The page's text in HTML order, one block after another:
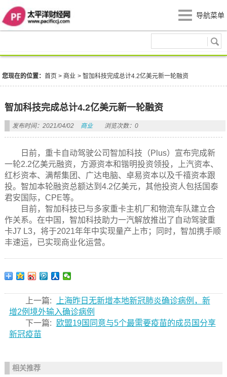
导航菜单
您现在的位置：首页 > 商业 >智加科技完成总计4.2亿美元新一轮融资
智加科技完成总计4.2亿美元新一轮融资
发布时间：2021/04/02 商业 浏览次数：0
日前，重卡自动驾驶公司智加科技（Plus）宣布完成新
一轮2.2亿美元融资，方源资本和锴明投资领投，上汽资本、
红杉资本、满帮集团、广达电脑、卓易资本以及千禧资本跟
投。智加本轮融资总额达到4.2亿美元，其他投资人包括国泰
君安国际，CPE等。
目前，智加科技已与多家重卡主机厂和物流车队建立合
作关系。在中国，智加科技助力一汽解放推出了自动驾驶重
卡J7 L3，将于2021年年中实现量产上市；同时，智加携手顺
丰速运，已实现商业化运营。
上一篇:
上海昨日无新增本地新冠肺炎确诊病例，新
增2例境外输入确诊病例
下一篇:
欧盟19国同意与5个最需要疫苗的成员国分享
新冠疫苗
相关推荐